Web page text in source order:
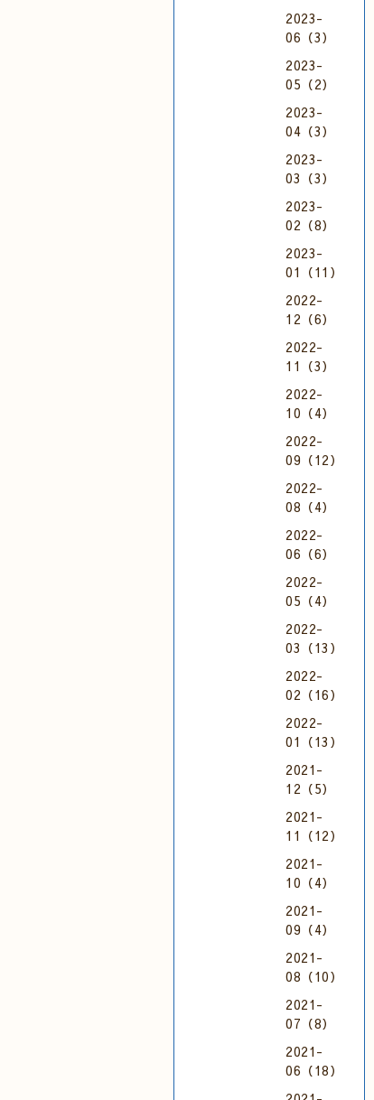
2023-
06（3）
2023-
05（2）
2023-
04（3）
2023-
03（3）
2023-
02（8）
2023-
01（11）
2022-
12（6）
2022-
11（3）
2022-
10（4）
2022-
09（12）
2022-
08（4）
2022-
06（6）
2022-
05（4）
2022-
03（13）
2022-
02（16）
2022-
01（13）
2021-
12（5）
2021-
11（12）
2021-
10（4）
2021-
09（4）
2021-
08（10）
2021-
07（8）
2021-
06（18）